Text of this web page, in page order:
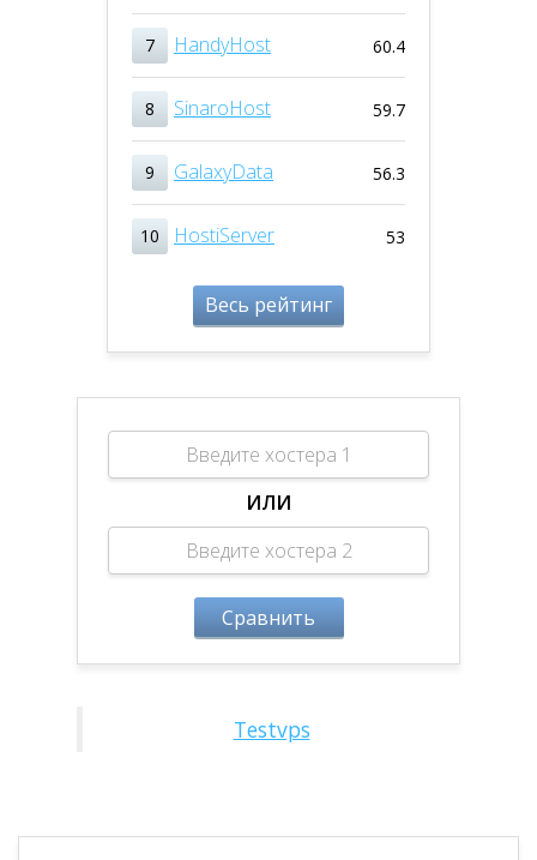
60.4
7 HandyHost
59.7
8 SinaroHost
56.3
9 GalaxyData
53
10 HostiServer
Весь рейтинг
ИЛИ
Сравнить
Testvps